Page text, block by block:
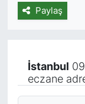
Paylaş
İstanbul
eczane
Hentbol
Genel
TFF 1.Lig
Son
Haber